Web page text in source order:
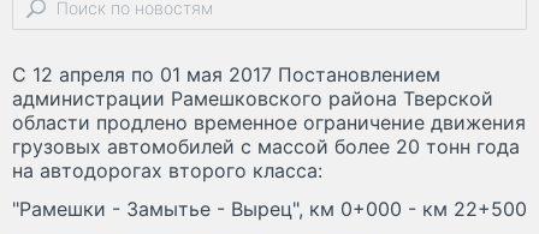
С 12 апреля по 01 мая 2017 Постановлением
администрации Рамешковского района Тверской
области продлено временное ограничение движения
грузовых автомобилей с массой более 20 тонн года
на автодорогах второго класса:
"Рамешки - Замытье - Вырец", км 0+000 - км 22+500